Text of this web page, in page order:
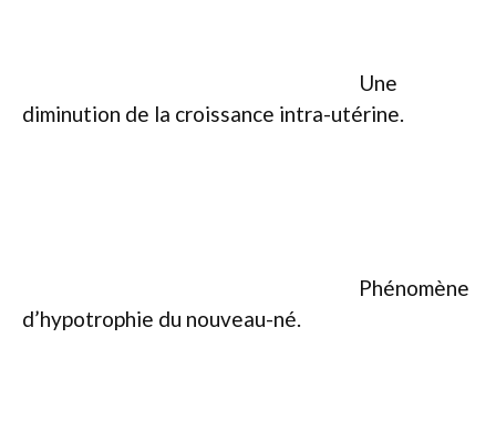
Une
diminution de la croissance intra-utérine.
Phénomène
d’hypotrophie du nouveau-né.